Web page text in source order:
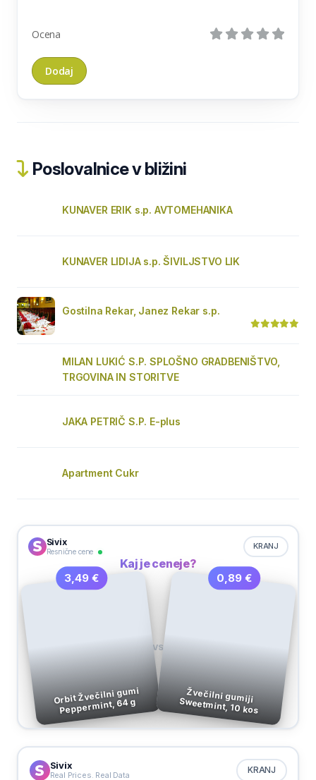
Ocena
Poslovalnice v bližini
KUNAVER ERIK s.p. AVTOMEHANIKA
KUNAVER LIDIJA s.p. ŠIVILJSTVO LIK
Gostilna Rekar, Janez Rekar s.p.
MILAN LUKIĆ S.P. SPLOŠNO GRADBENIŠTVO,
TRGOVINA IN STORITVE
JAKA PETRIČ S.P. E-plus
Apartment Cukr
Sivix
Resnične cene
KRANJ
Kaj je ceneje?
3,49 €
Orbit Žvečilni gumi
Peppermint, 64 g
VS
0,89 €
Žvečilni gumiji
Sweetmint, 10 kos
Sivix
Real Prices. Real Data KRANJ